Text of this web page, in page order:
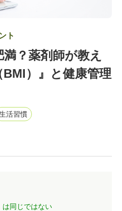
ト
？薬剤師が教え
）』と健康管理
活習慣
は同じではない